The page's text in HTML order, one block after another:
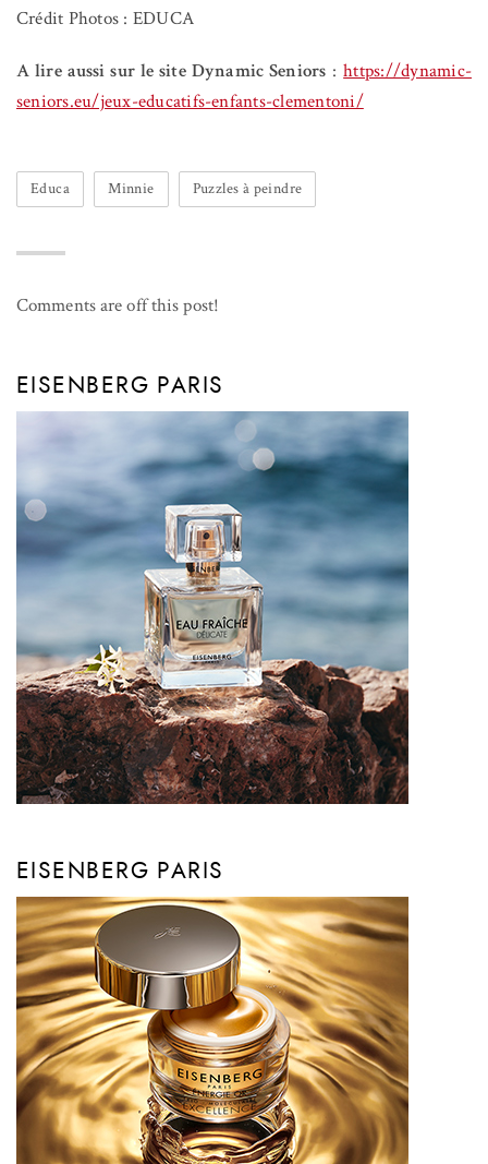
Crédit Photos : EDUCA
A lire aussi sur le site Dynamic Seniors :https://dynamic-
seniors.eu/jeux-educatifs-enfants-clementoni/
Educa Minnie Puzzles à peindre
Comments are off this post!
EISENBERG PARIS
EISENBERG PARIS